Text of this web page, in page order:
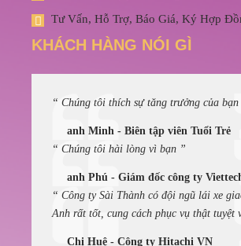
Tư Vấn, Hỗ Trợ, Báo Giá, Ký Hợp
KHÁCH HÀNG NÓI GÌ
“ Chúng tôi thích sự tăng trưởng của
anh Minh - Biên tập viên Tuổi Trẻ
“ Chúng tôi hài lòng vì bạn ”
anh Phú - Giám đốc công ty
“ Công ty Sài Thành có đội ngũ lái xe
Anh rất tốt, cung cách phục vụ thật tuyệt
Chị Huệ - Công ty Hitachi VN